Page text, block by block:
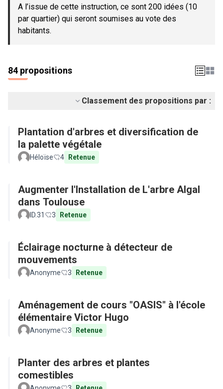
A l’issue de cette instruction, ce sont 200 idées (10
par quartier) qui seront soumises au vote des
habitants.
84 propositions
Classement des propositions par :
Plantation d'arbres et diversification de
la palette végétale
Héloïse 4 Retenue
Augmenter l'Installation de L'arbre Algal
dans Toulouse
ID.31 3 Retenue
Éclairage nocturne à détecteur de
mouvements
Anonyme 3 Retenue
Aménagement de cours "OASIS" à l'école
élémentaire Victor Hugo
Anonyme 3 Retenue
Planter des arbres et plantes
comestibles